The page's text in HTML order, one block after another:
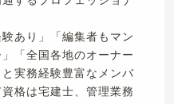
験あり」「編集者もマン
「全国各地のオーナー
実務経験豊富なメンバ
格は宅建士、管理業務